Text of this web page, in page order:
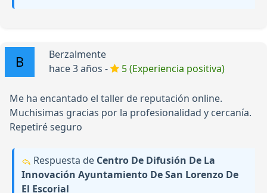
Berzalmente
hace 3 años -
5 (Experiencia positiva)
Me ha encantado el taller de reputación online.
Muchisimas gracias por la profesionalidad y cercanía.
Repetiré seguro
Respuesta de Centro De Difusión De La
Innovación Ayuntamiento De San Lorenzo De
El Escorial